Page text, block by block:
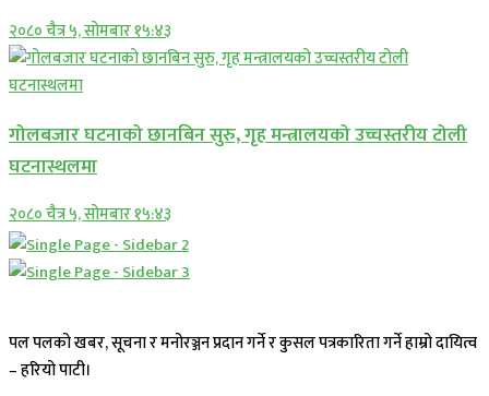
२०८० चैत्र ५, सोमबार १५:४३
गोलबजार घटनाको छानबिन सुरु, गृह मन्त्रालयको उच्चस्तरीय टोली
घटनास्थलमा
२०८० चैत्र ५, सोमबार १५:४३
पल पलको खबर, सूचना र मनोरञ्जन प्रदान गर्ने र कुसल पत्रकारिता गर्ने हाम्रो दायित्व
– हरियो पाटी।